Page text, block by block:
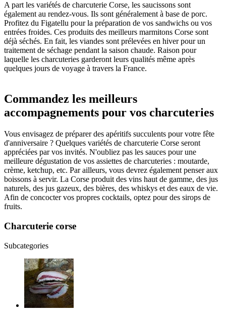
A part les variétés de charcuterie Corse, les saucissons sont
également au rendez-vous. Ils sont généralement à base de porc.
Profitez du Figatellu pour la préparation de vos sandwichs ou vos
entrées froides. Ces produits des meilleurs marmitons Corse sont
déjà séchés. En fait, les viandes sont prélevées en hiver pour un
traitement de séchage pendant la saison chaude. Raison pour
laquelle les charcuteries garderont leurs qualités même après
quelques jours de voyage à travers la France.
Commandez les meilleurs
accompagnements pour vos charcuteries
Vous envisagez de préparer des apéritifs succulents pour votre fête
d'anniversaire ? Quelques variétés de charcuterie Corse seront
appréciées par vos invités. N'oubliez pas les sauces pour une
meilleure dégustation de vos assiettes de charcuteries : moutarde,
crème, ketchup, etc. Par ailleurs, vous devrez également penser aux
boissons à servir. La Corse produit des vins haut de gamme, des jus
naturels, des jus gazeux, des bières, des whiskys et des eaux de vie.
Afin de concocter vos propres cocktails, optez pour des sirops de
fruits.
Charcuterie corse
Subcategories